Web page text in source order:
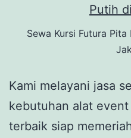
Sewa Kursi Futura
Kami melayani jasa
kebutuhan alat
terbaik siap